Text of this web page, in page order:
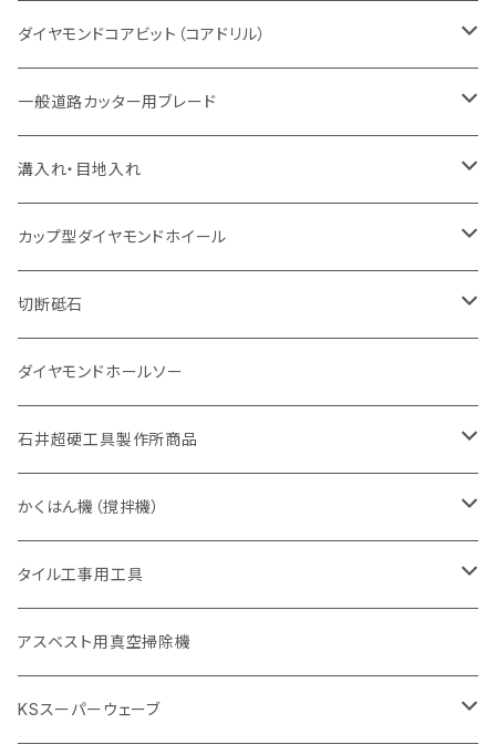
塩ビ管・キッチンパネル切断用
大理石
ヒューム管・U字溝切断用
鋳鉄管切断用
ヒューム管・U字溝切断用
一般道路カッター用
ヒューム管・U字溝切断用
アスファルト切断用
一般道路カッター用
セグメント
セグメント（特殊凸凹加工チップ
ブロック切断用
セグメント
セグメント（特殊凸凹加工チップ
レンガ切断用
セグメント
セグメント（特殊凸凹加工チップ
インターロッキング切断用
セグメントタイプ
一般道路カッター用
鋳鉄管切断用
セグメントタイプ
埋設鋳鉄管工事対応タイプ
ヒューム管・U字溝切断用
セグメント
セグメント（特殊凸凹加工チップ
アスファルト切断用
一般道路カッター用
セグメント（特殊凸凹加工チップ
セグメントタイプ
コンクリート切断用
セグメント
セグメント（特殊凸凹加工チップ
ブロック切断用
セグメント
セグメント（特殊凸凹加工チップ
レンガ切断用
セグメント
セグメント（特殊凸凹加工チップ
インターロッキング切断用
セグメントタイプ
一般道路カッター用
鋳鉄管切断用
セグメントタイプ
埋設鋳鉄管工事対応タイプ
ヒューム管・U字溝切断用
セグメントタイプ
セグメント（特殊凸凹加工チップ
アスファルト切断用
一般道路カッター用
セグメントタイプ
コンクリート切断用
セグメントタイプ
一般道路カッター用
鉄筋コンクリート切断用
セグメントタイプ
インターロッキング切断用
セグメントタイプ
一般道路カッター用
鋳鉄管切断用
セグメントタイプ
埋設鋳鉄管工事対応タイプ
ヒューム管・U字溝切断用
セグメントタイプ
アスファルト切断用
一般道路カッター用
道路コンクリート切断用
道路アスファルト切断用
ダイヤモンドコアビット（コアドリル）
Aロット
有効長 250mm
有効長 370mm
Ｃロット
有効長 250mm
M27
有効長 250mm
一般道路カッター用ブレード
道路（アスファルト用）
255mm（10インチ）
305mm（12インチ）
道路（コンクリート舗装面）
255mm（10インチ）
305mm（12インチ）
道路（アス・コン兼用）
305mm（12インチ）
355mm（14インチ）
溝入れ・目地入れ
V型チップ
ストレート型チップ
U型チップ
カップ型ダイヤモンドホイール
100mm（4インチ）
125mm（5インチ）
切断砥石
金属用
305mm（12インチ）
355mm（14インチ）
非金属用
305mm（12インチ）
355mm（14インチ）
ダイヤモンドホールソー
石井超硬工具製作所商品
押し切り（タイル切断機）
本体
替え刃
電動切断機
本体
ダイヤモンドホイール
ブリック＆ブロック用切断機
穴あけ用工具
かくはん機（撹拌機）
本体
低速回転
高速回転
付属品
撹拌羽根
タイル工事用工具
手動工具
押し切り（手動切断機
電動工具
アスベスト用真空掃除機
KSスーパーウェーブ